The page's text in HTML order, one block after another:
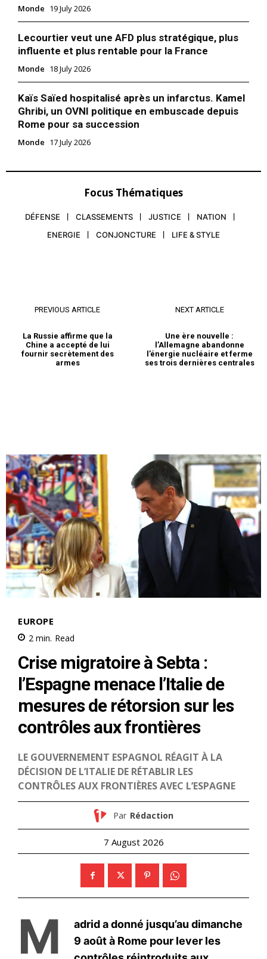
l’Irlande, la Norvège et
marquant une étape
significative dans les efforts
le conflit israélo-palestinien.
Cette reconnaissance a
conduit Israël à rappeler
immédiatement ses
ambassadeurs des deux
premiers pays, dénonçant
une décision qui, selon son
22 May 2024
Monde 19 July 2026
Lecourtier veut une AFD plus stratégique, plus
influente et plus rentable pour la France
Monde 18 July 2026
Kaïs Saïed hospitalisé après un infarctus. Kamel
Ghribi, un OVNI politique en embuscade depuis
Rome pour sa succession
Monde 17 July 2026
Focus Thématiques
DÉFENSE CLASSEMENTS JUSTICE
NATION
ENERGIE
CONJONCTURE LIFE & STYLE
PREVIOUS ARTICLE
La Russie affirme que la
Chine a accepté de lui
fournir secrètement des
armes
NEXT ARTICLE
Une ère nouvelle :
l’Allemagne abandonne
l’énergie nucléaire et ferme
ses trois dernières centrales